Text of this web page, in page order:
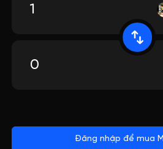
Đăng nhập để mua